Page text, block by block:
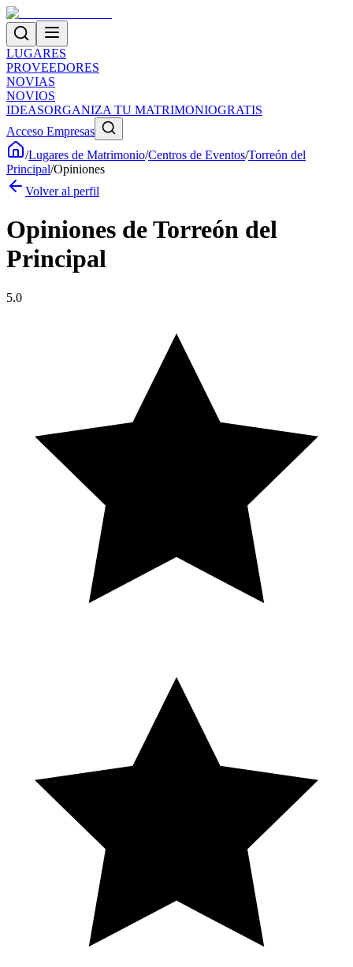
LUGARES
PROVEEDORES
NOVIAS
NOVIOS
IDEASORGANIZA TU MATRIMONIOGRATIS
Acceso Empresas
/Lugares de Matrimonio/Centros de Eventos/Torreón del
Principal/Opiniones
Volver al perfil
Opiniones deTorreón del
Principal
5.0